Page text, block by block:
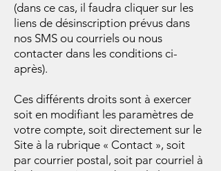
(dans ce cas, il faudra cliquer sur les
liens de désinscription prévus dans
nos SMS ou courriels ou nous
contacter dans les conditions ci-
après).
Ces différents droits sont à exercer
soit en modifiant les paramètres de
votre compte, soit directement sur le
Site à la rubrique « Contact », soit
par courrier postal, soit par courriel à